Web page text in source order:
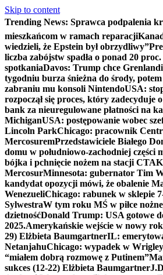
Skip to content
Trending News: Sprawca podpalenia
mieszkańcom w ramach reparacji
wiedzieli, że Epstein był obrzydliwy”
liczba zabójstw spadła o ponad 20
spotkaniaDavos: Trump chce
tygodniu burza śnieżna do środy,
zabraniu mu konsoli NintendoUSA:
rozpoczął się proces, który zadecyduje
bank za nieuregulowane płatności na
MichiganUSA: postępowanie wobec
Lincoln ParkChicago: pracownik
MercosuremPrzedstawiciele Białego
domu w południowo-zachodniej części
bójka i pchnięcie nożem na stacji CTA
MercosurMinnesota: gubernator Tim
kandydat opozycji mówi, że obalenie
WenezueliChicago: rabunek w sklepie
SylwestraW tym roku MŚ w piłce
dzietnośćDonald Trump: USA gotowe
2025.Amerykańskie wejście w nowy rok
29) Elżbieta BaumgartnerIL:
NetanjahuChicago: wypadek w
“miałem dobrą rozmowę z Putinem”
sukces (12-22) Elżbieta Baumgartner